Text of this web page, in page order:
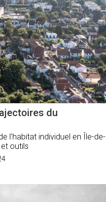
du
l'habitat individuel en Île-de-
outils